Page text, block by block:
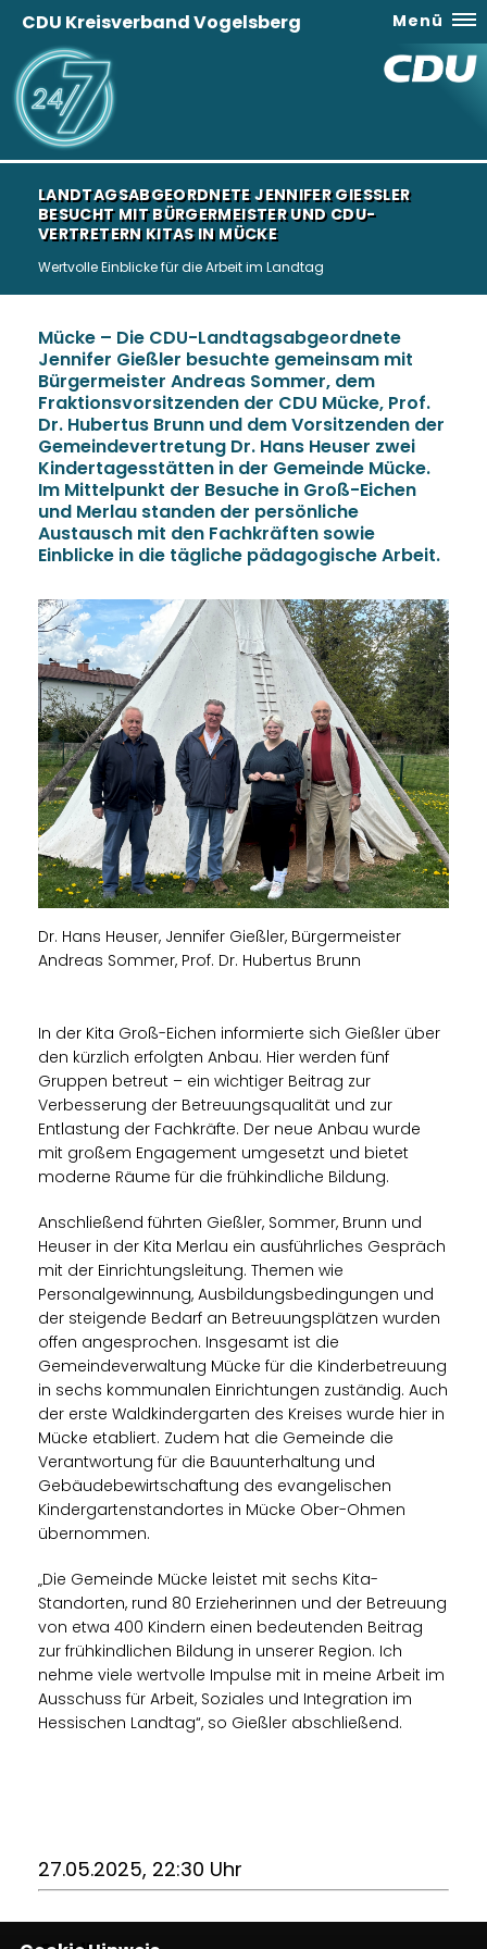
CDU Kreisverband Vogelsberg Menü
LANDTAGSABGEORDNETE JENNIFER GIESSLER B
ESUCHT MIT BÜRGERMEISTER UND CDU-V
ERTRETERN KITAS IN MÜCKE
Wertvolle Einblicke für die Arbeit im Landtag
Mücke – Die CDU-Landtagsabgeordnete
Jennifer Gießler besuchte gemeinsam mit
Bürgermeister Andreas Sommer, dem
Fraktionsvorsitzenden der CDU Mücke, Prof.
Dr. Hubertus Brunn und dem Vorsitzenden der
Gemeindevertretung Dr. Hans Heuser zwei
Kindertagesstätten in der Gemeinde Mücke.
Im Mittelpunkt der Besuche in Groß-Eichen
und Merlau standen der persönliche
Austausch mit den Fachkräften sowie
Einblicke in die tägliche pädagogische Arbeit.
Dr. Hans Heuser, Jennifer Gießler, Bürgermeister
Andreas Sommer, Prof. Dr. Hubertus Brunn
In der Kita Groß-Eichen informierte sich Gießler über
den kürzlich erfolgten Anbau. Hier werden fünf
Gruppen betreut – ein wichtiger Beitrag zur
Verbesserung der Betreuungsqualität und zur
Entlastung der Fachkräfte. Der neue Anbau wurde
mit großem Engagement umgesetzt und bietet
moderne Räume für die frühkindliche Bildung.
Anschließend führten Gießler, Sommer, Brunn und
Heuser in der Kita Merlau ein ausführliches Gespräch
mit der Einrichtungsleitung. Themen wie
Personalgewinnung, Ausbildungsbedingungen und
der steigende Bedarf an Betreuungsplätzen wurden
offen angesprochen. Insgesamt ist die
Gemeindeverwaltung Mücke für die Kinderbetreuung
in sechs kommunalen Einrichtungen zuständig. Auch
der erste Waldkindergarten des Kreises wurde hier in
Mücke etabliert. Zudem hat die Gemeinde die
Verantwortung für die Bauunterhaltung und
Gebäudebewirtschaftung des evangelischen
Kindergartenstandortes in Mücke Ober-Ohmen
übernommen.
Die Gemeinde Mücke leistet mit sechs Kita-
Standorten, rund 80 Erzieherinnen und der Betreuung
von etwa 400 Kindern einen bedeutenden Beitrag
zur frühkindlichen Bildung in unserer Region. Ich
nehme viele wertvolle Impulse mit in meine Arbeit im
Ausschuss für Arbeit, Soziales und Integration im
Hessischen Landtag“, so Gießler abschließend.
27.05.2025, 22:30 Uhr